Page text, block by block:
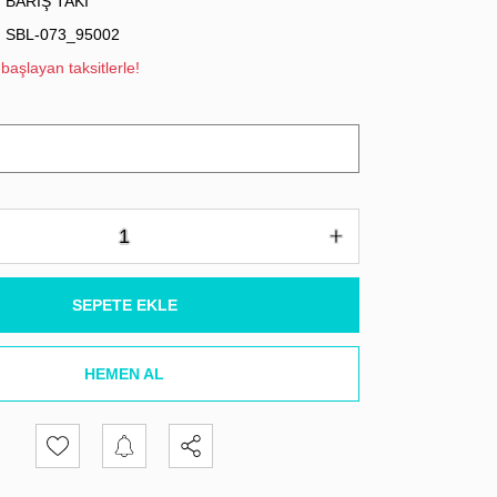
SBL-073_95002
taksitlerle!
SEPETE EKLE
HEMEN AL